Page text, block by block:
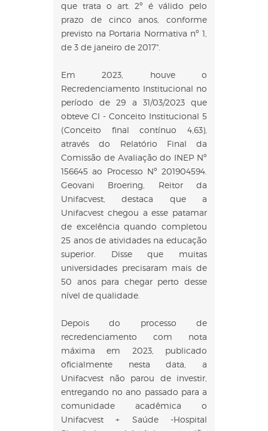
que trata o art. 2º é válido pelo
prazo de cinco anos, conforme
previsto na Portaria Normativa nº 1,
de 3 de janeiro de 2017".
Em 2023, houve o
Recredenciamento Institucional no
período de 29 a 31/03/2023 que
obteve CI - Conceito Institucional 5
(Conceito final contínuo 4,63),
através do Relatório Final da
Comissão de Avaliação do INEP Nº
156645 ao Processo Nº 201904594.
Geovani Broering, Reitor da
Unifacvest, destaca que a
Unifacvest chegou a esse patamar
de excelência quando completou
25 anos de atividades na educação
superior. Disse que muitas
universidades precisaram mais de
50 anos para chegar perto desse
nível de qualidade.
Depois do processo de
recredenciamento com nota
máxima em 2023, publicado
oficialmente nesta data, a
Unifacvest não parou de investir,
entregando no ano passado para a
comunidade acadêmica o
Unifacvest + Saúde -Hospital